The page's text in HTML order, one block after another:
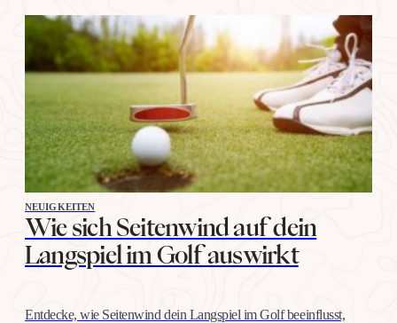
NEUIGKEITEN
Wie sich Seitenwind auf dein
Langspiel im Golf auswirkt
Entdecke, wie Seitenwind dein Langspiel im Golf beeinflusst,